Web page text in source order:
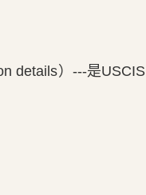
details）---是USCIS